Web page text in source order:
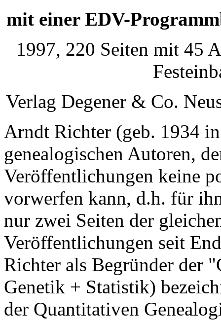
mit einer EDV-
1997, 220 Seiten mit 45
Verlag Degener & Co.
Arndt Richter (geb. 1934
genealogischen Autoren,
Veröffentlichungen keine
vorwerfen kann, d.h. für
nur zwei Seiten der
Veröffentlichungen seit
Richter als Begründer der
Genetik + Statistik)
der Quantitativen